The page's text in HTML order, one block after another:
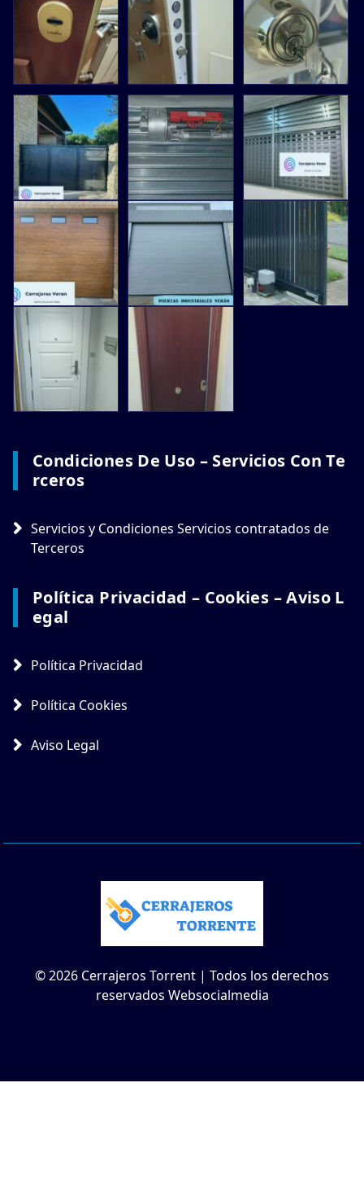
Condiciones De Uso – Servicios Con Te
Rceros
Servicios y Condiciones Servicios contratados de
Terceros
Política Privacidad – Cookies – Aviso L
Egal
Política Privacidad
Política Cookies
Aviso Legal
© 2026 Cerrajeros Torrent | Todos los derechos
reservados Websocialmedia